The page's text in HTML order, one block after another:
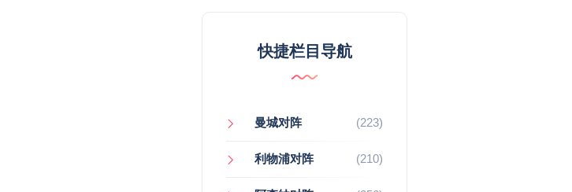
快捷栏目导航
曼城对阵 (223)
利物浦对阵 (210)